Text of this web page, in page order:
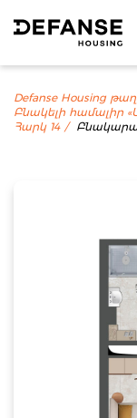
Defanse Housing
Բնակելի համալիր
Հարկ 14